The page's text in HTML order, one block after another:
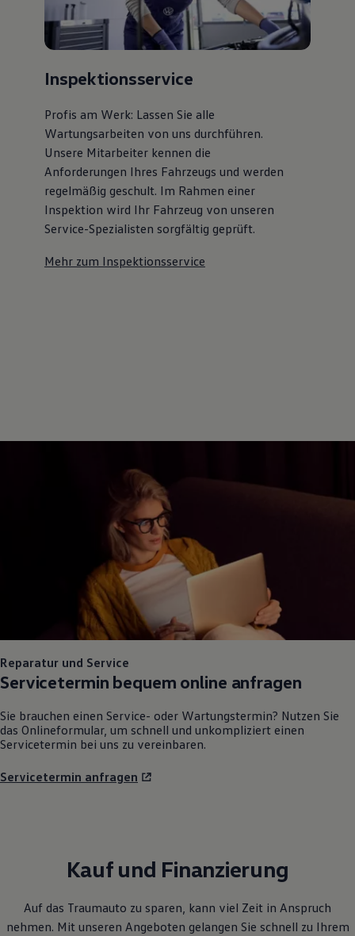
Inspektionsservice
Profis am Werk: Lassen Sie alle
Wartungsarbeiten von uns durchführen.
Unsere Mitarbeiter kennen die
Anforderungen Ihres Fahrzeugs und werden
regelmäßig geschult. Im Rahmen einer
Inspektion wird Ihr Fahrzeug von unseren
Service-Spezialisten sorgfältig geprüft.
Mehr zum Inspektionsservice
Reparatur und Service
Servicetermin bequem online anfragen
Sie brauchen einen Service- oder Wartungstermin? Nutzen Sie
das Onlineformular, um schnell und unkompliziert einen
Servicetermin bei uns zu vereinbaren.
Servicetermin anfragen
Kauf und Finanzierung
Auf das Traumauto zu sparen, kann viel Zeit in Anspruch
nehmen. Mit unseren Angeboten gelangen Sie schnell zu Ihrem